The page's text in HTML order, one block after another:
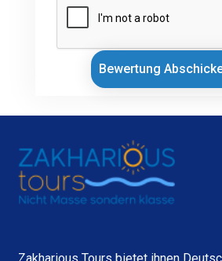
Bewertung